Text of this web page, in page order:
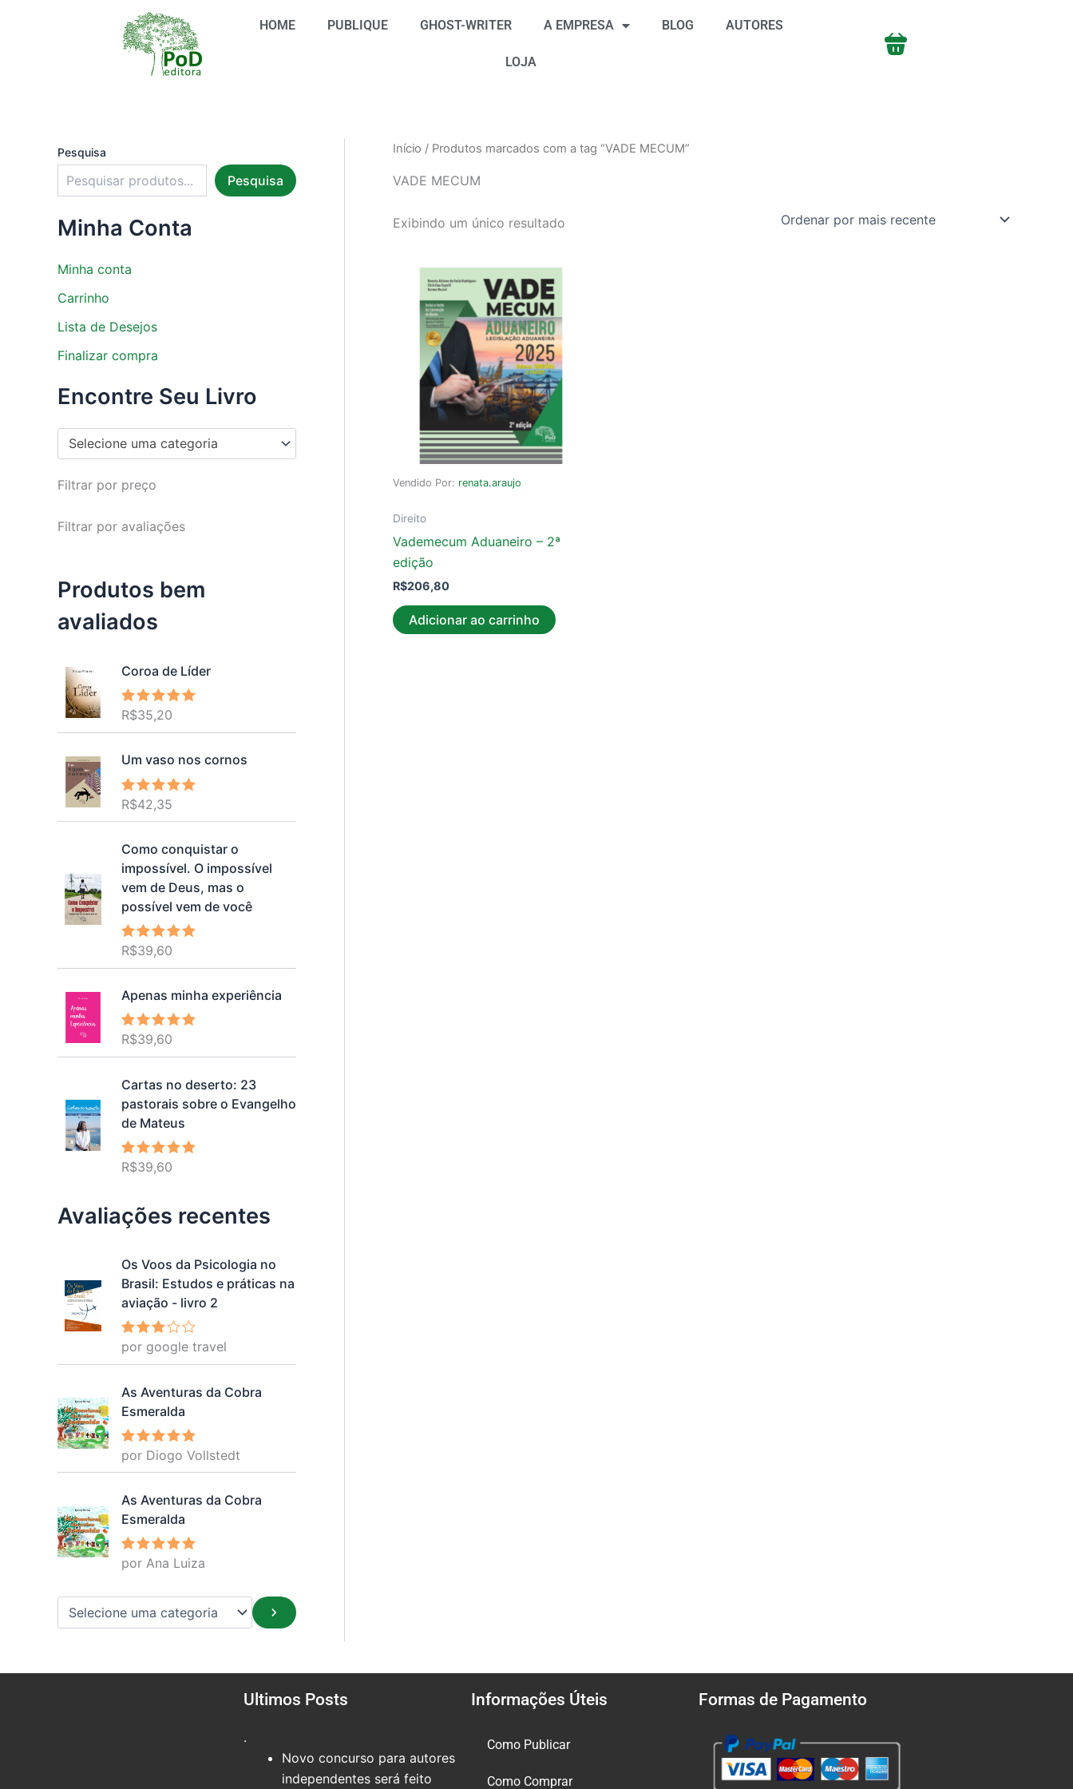
HOME PUBLIQUE GHOST-WRITER A EMPRESA BLOG AUTORES
LOJA
Pesquisa
Pesquisa
Minha Conta
Minha conta
Carrinho
Lista de Desejos
Finalizar compra
Encontre Seu Livro
Selecione uma categoria
Filtrar por preço
Filtrar por avaliações
Produtos bem
avaliados
Coroa de Líder
Avaliação
R$35,20
Um vaso nos cornos
Avaliação
de 5
R$42,35
Como conquistar o
impossível. O impossível
vem de Deus, mas o
possível vem de você
Avaliação
R$39,60
Apenas minha experiência
Avaliação
R$39,60
Cartas no deserto: 23
pastorais sobre o Evangelho
de Mateus
Avaliação
R$39,60
Avaliações recentes
Os Voos da Psicologia no
Brasil: Estudos e práticas na
aviação - livro 2
Avalia
ção 3
por google travel
As Aventuras da Cobra
Esmeralda
Avaliação
5
por Diogo Vollstedt
As Aventuras da Cobra
Esmeralda
Avaliação
5
por Ana Luiza
u
m
c
g
o
r
a
Início / Produtos marcados com a tag “VADE MECUM”
VADE MECUM
Exibindo um único resultado
Vendido Por: renata.araujo
Direito
Vademecum Aduaneiro – 2ª
edição
R$206,80
Adicionar ao carrinho
Ultimos Posts
.
Novo concurso para autores
independentes será feito
Informações Úteis
Como Publicar
Como Comprar
Formas de Pagamento